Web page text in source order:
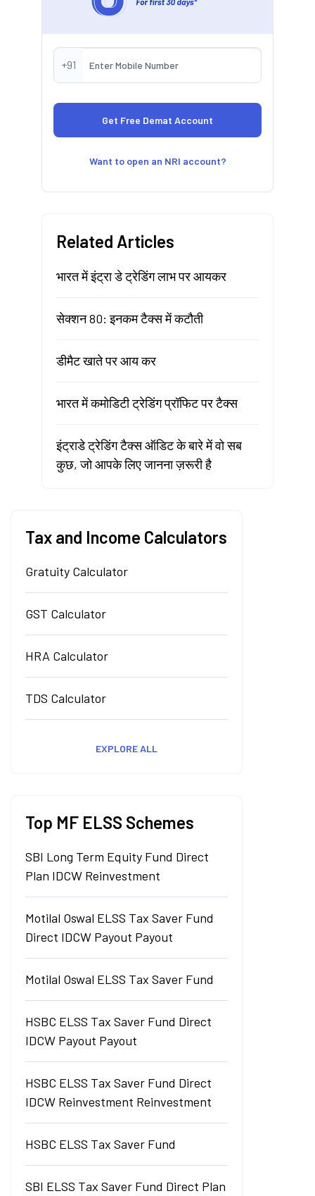
+91
Want to open an NRI account?
Related Articles
भारत में इंट्रा डे ट्रेडिंग लाभ पर आयकर
सेक्शन 80: इनकम टैक्स में कटौती
डीमैट खाते पर आय कर
भारत में कमोडिटी ट्रेडिंग प्रॉफिट पर टैक्स
इंट्राडे ट्रेडिंग टैक्स ऑडिट के बारे में वो सब
कुछ, जो आपके लिए जानना ज़रूरी है
Tax and Income Calculators
Gratuity Calculator
GST Calculator
HRA Calculator
TDS Calculator
EXPLORE ALL
Top MF ELSS Schemes
SBI Long Term Equity Fund Direct
Plan IDCW Reinvestment
Motilal Oswal ELSS Tax Saver Fund
Direct IDCW Payout Payout
Motilal Oswal ELSS Tax Saver Fund
HSBC ELSS Tax Saver Fund Direct
IDCW Payout Payout
HSBC ELSS Tax Saver Fund Direct
IDCW Reinvestment Reinvestment
HSBC ELSS Tax Saver Fund
SBI ELSS Tax Saver Fund Direct Plan